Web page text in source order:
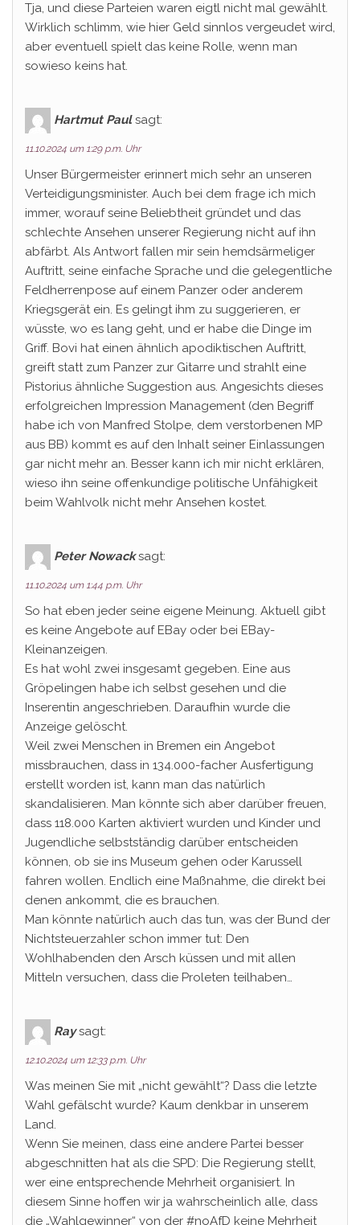
Tja, und diese Parteien waren eigtl nicht mal gewählt.
Wirklich schlimm, wie hier Geld sinnlos vergeudet wird,
aber eventuell spielt das keine Rolle, wenn man
sowieso keins hat.
Hartmut Paul sagt:
11.10.2024 um 1:29 p.m. Uhr
Unser Bürgermeister erinnert mich sehr an unseren
Verteidigungsminister. Auch bei dem frage ich mich
immer, worauf seine Beliebtheit gründet und das
schlechte Ansehen unserer Regierung nicht auf ihn
abfärbt. Als Antwort fallen mir sein hemdsärmeliger
Auftritt, seine einfache Sprache und die gelegentliche
Feldherrenpose auf einem Panzer oder anderem
Kriegsgerät ein. Es gelingt ihm zu suggerieren, er
wüsste, wo es lang geht, und er habe die Dinge im
Griff. Bovi hat einen ähnlich apodiktischen Auftritt,
greift statt zum Panzer zur Gitarre und strahlt eine
Pistorius ähnliche Suggestion aus. Angesichts dieses
erfolgreichen Impression Management (den Begriff
habe ich von Manfred Stolpe, dem verstorbenen MP
aus BB) kommt es auf den Inhalt seiner Einlassungen
gar nicht mehr an. Besser kann ich mir nicht erklären,
wieso ihn seine offenkundige politische Unfähigkeit
beim Wahlvolk nicht mehr Ansehen kostet.
Peter Nowack sagt:
11.10.2024 um 1:44 p.m. Uhr
So hat eben jeder seine eigene Meinung. Aktuell gibt
es keine Angebote auf EBay oder bei EBay-
Kleinanzeigen.
Es hat wohl zwei insgesamt gegeben. Eine aus
Gröpelingen habe ich selbst gesehen und die
Inserentin angeschrieben. Daraufhin wurde die
Anzeige gelöscht.
Weil zwei Menschen in Bremen ein Angebot
missbrauchen, dass in 134.000-facher Ausfertigung
erstellt worden ist, kann man das natürlich
skandalisieren. Man könnte sich aber darüber freuen,
dass 118.000 Karten aktiviert wurden und Kinder und
Jugendliche selbstständig darüber entscheiden
können, ob sie ins Museum gehen oder Karussell
fahren wollen. Endlich eine Maßnahme, die direkt bei
denen ankommt, die es brauchen.
Man könnte natürlich auch das tun, was der Bund der
Nichtsteuerzahler schon immer tut: Den
Wohlhabenden den Arsch küssen und mit allen
Mitteln versuchen, dass die Proleten teilhaben…
Ray sagt:
12.10.2024 um 12:33 p.m. Uhr
Was meinen Sie mit „nicht gewählt“? Dass die letzte
Wahl gefälscht wurde? Kaum denkbar in unserem
Land.
Wenn Sie meinen, dass eine andere Partei besser
abgeschnitten hat als die SPD: Die Regierung stellt,
wer eine entsprechende Mehrheit organisiert. In
diesem Sinne hoffen wir ja wahrscheinlich alle, dass
die „Wahlgewinner“ von der #noAfD keine Mehrheit